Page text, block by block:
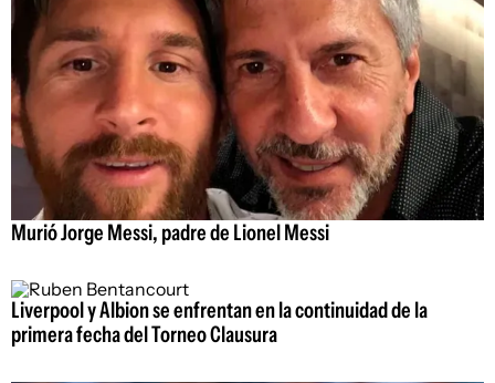
Murió Jorge Messi, padre de Lionel Messi
Liverpool y Albion se enfrentan en la continuidad de la
primera fecha del Torneo Clausura